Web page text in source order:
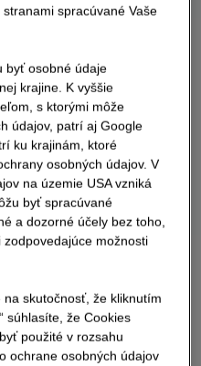
spracúvané Vaše
byť osobné údaje
krajine. K vyššie
s ktorými môže
údajov, patrí aj Google
ku krajinám, ktoré
osobných údajov. V
na územie USA vzniká
byť spracúvané
a dozorné účely bez toho,
možnosti
skutočnosť, že kliknutím
súhlasíte, že Cookies
použité v rozsahu
ochrane osobných údajov